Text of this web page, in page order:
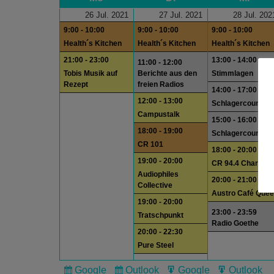
26 Jul. 2021
9:00 - 10:00
Health´s Kitchen
21:00 - 23:00
Tobis Musik auf
Rezept
27 Jul. 2021
9:00 - 10:00
Health´s Kitchen
11:00 - 12:00
Berichte aus den
freien Radios
12:00 - 13:00
Campustalk
18:00 - 19:00
CR 101
19:00 - 20:00
Audiophiles
Collective
19:00 - 20:00
Tratschpunkt
20:00 - 22:30
Pure Steel
28 Jul.
9:00 - 10:00
Health´s Kitchen
13:00 - 14:00
Stimmlagen
14:00 - 17:00
15:00 - 16:00
18:00 - 20:00
CR 94.4 Charts
20:00 - 21:00
Austro Café
23:00 - 23:59
Radio Goethe
Google Outlook Google Outlook